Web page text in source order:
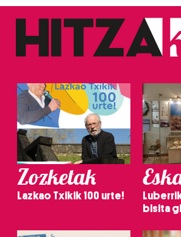
Zozketak
Lazkao Txikik 100 urte!
bisita